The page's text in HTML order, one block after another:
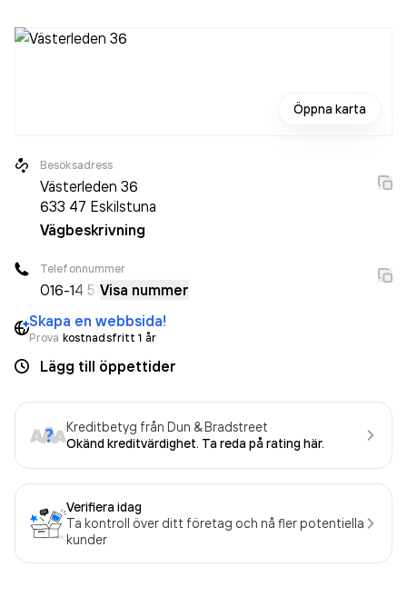
2022. Eskilstuna Bil & glas AB
Öppna karta
Besöksadress
Västerleden 36
633 47 Eskilstuna
Vägbeskrivning
Telefonnummer
016-14 51Visa nummer
Skapa en webbsida!
Prova kostnadsfritt 1 år
Lägg till öppettider
Kreditbetyg från Dun & Bradstreet
Okänd kreditvärdighet. Ta reda på rating här.
Verifiera idag
Ta kontroll över ditt företag och nå fler potentiella
kunder